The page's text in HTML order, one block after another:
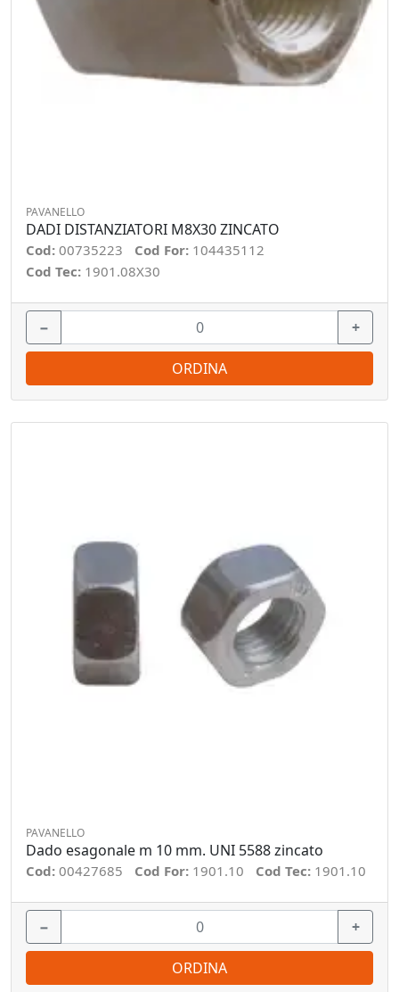
PAVANELLO
DADI DISTANZIATORI M8X30 ZINCATO
Cod: 00735223 Cod For: 104435112
Cod Tec: 1901.08X30
− +
ORDINA
PAVANELLO
Dado esagonale m 10 mm. UNI 5588 zincato
Cod: 00427685 Cod For: 1901.10 Cod Tec: 1901.10
− +
ORDINA